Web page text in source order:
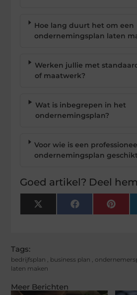
Meer Berichten
Hoe lang duurt het om een
ondernemingsplan laten
Werken jullie met
of maatwerk?
Wat is inbegrepen in het
ondernemingsplan?
Voor wie is een
ondernemingsplan
Goed artikel? Deel
X
(Twitter)
Facebook
Tags:
bedrijfsplan business plan
laten maken